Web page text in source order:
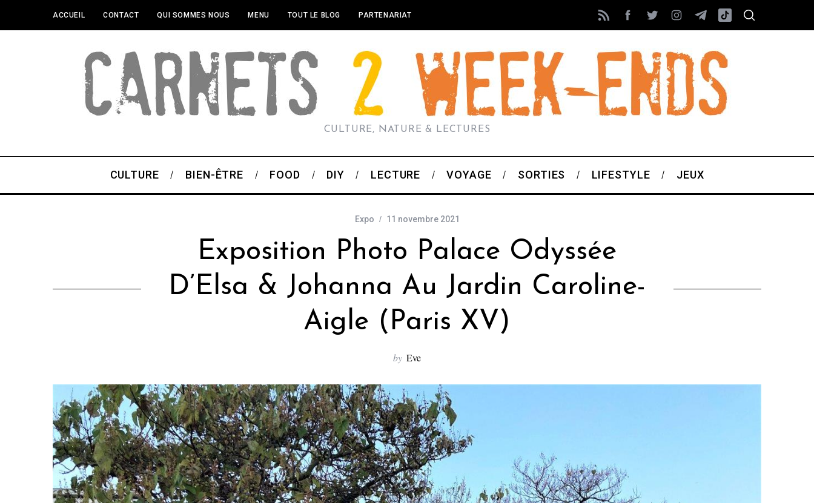
ACCUEIL CONTACT QUI SOMMES NOUS MENU TOUT LE BLOG PARTENARIAT
CULTURE, NATURE & LECTURES
CULTURE BIEN-ÊTRE FOOD DIY LECTURE VOYAGE SORTIES LIFESTYLE JEUX
Expo 11 novembre 2021
Exposition Photo Palace Odyssée
D’Elsa & Johanna Au Jardin Caroline-
Aigle (Paris XV)
by Eve